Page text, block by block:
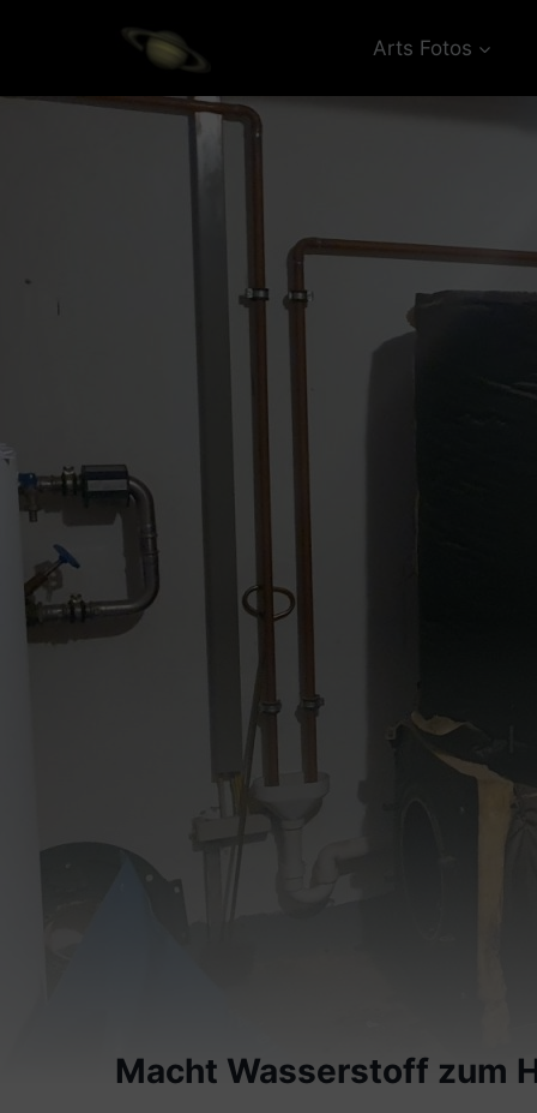
Arts Fotos
Macht Wasserstoff zum